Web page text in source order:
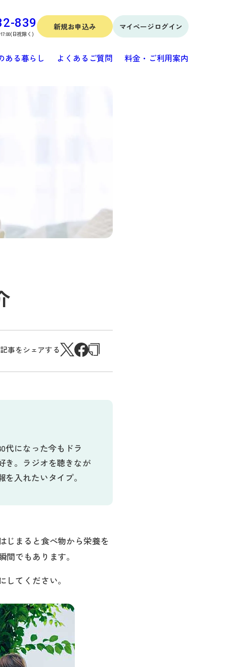
839
日祝除く)
新規お申込み マイページログイン
ある暮らし よくあるご質問 料金・ご利用案内
記事をシェアする
代になった今もドラ
き。ラジオを聴きなが
入れたいタイプ。
じまると食べ物から栄養を
でもあります。
てください。